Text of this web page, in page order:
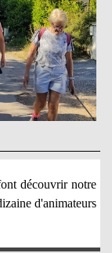
découvrir notre
d'animateurs